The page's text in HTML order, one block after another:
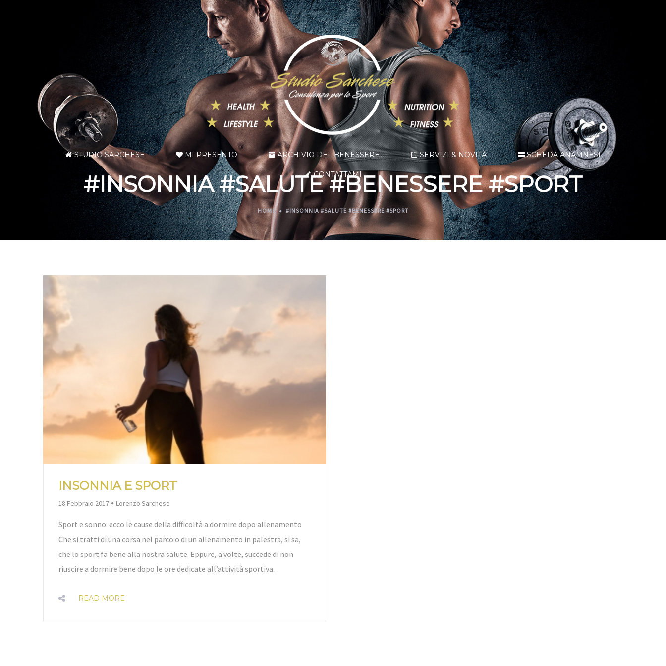
STUDIO SARCHESE MI PRESENTO ARCHIVIO DEL BENESSERE SERVIZI & NOVITÀ SCHEDA ANAMNESI
CONTATTAMI
#INSONNIA #SALUTE #BENESSERE #SPORT
HOME #INSONNIA #SALUTE #BENESSERE #SPORT
INSONNIA E SPORT
18 Febbraio 2017 By
Lorenzo Sarchese
Sport e sonno: ecco le cause della difficoltà a dormire dopo allenamento
Che si tratti di una corsa nel parco o di un allenamento in palestra, si sa,
che lo sport fa bene alla nostra salute. Eppure, a volte, succede di non
riuscire a dormire bene dopo le ore dedicate all’attività sportiva.
READ MORE